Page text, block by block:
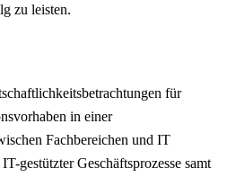
zu leisten.
für
in einer
Fachbereichen und IT
gestützter Geschäftsprozesse samt